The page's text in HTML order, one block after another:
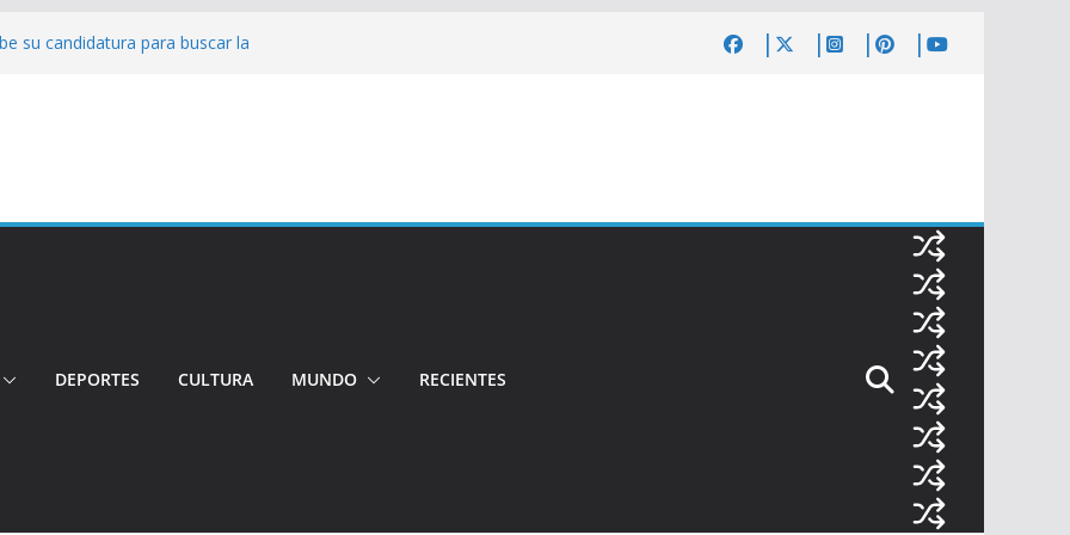
su candidatura para buscar la
Investigan crimen de un hombre en el
e incidentes marcaron la
DEPORTES CULTURA MUNDO RECIENTES